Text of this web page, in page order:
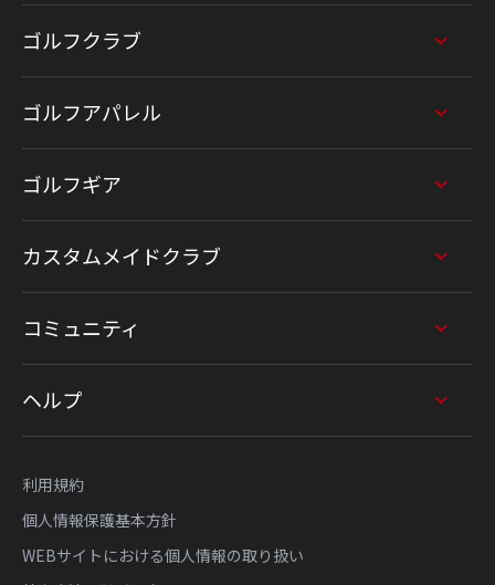
ゴルフクラブ
ゴルフアパレル
ゴルフギア
カスタムメイドクラブ
コミュニティ
ヘルプ
利用規約
個人情報保護基本方針
WEBサイトにおける個人情報の取り扱い